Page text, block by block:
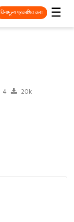
☰
विनामूल्य प्रकाशित करा
4 20k